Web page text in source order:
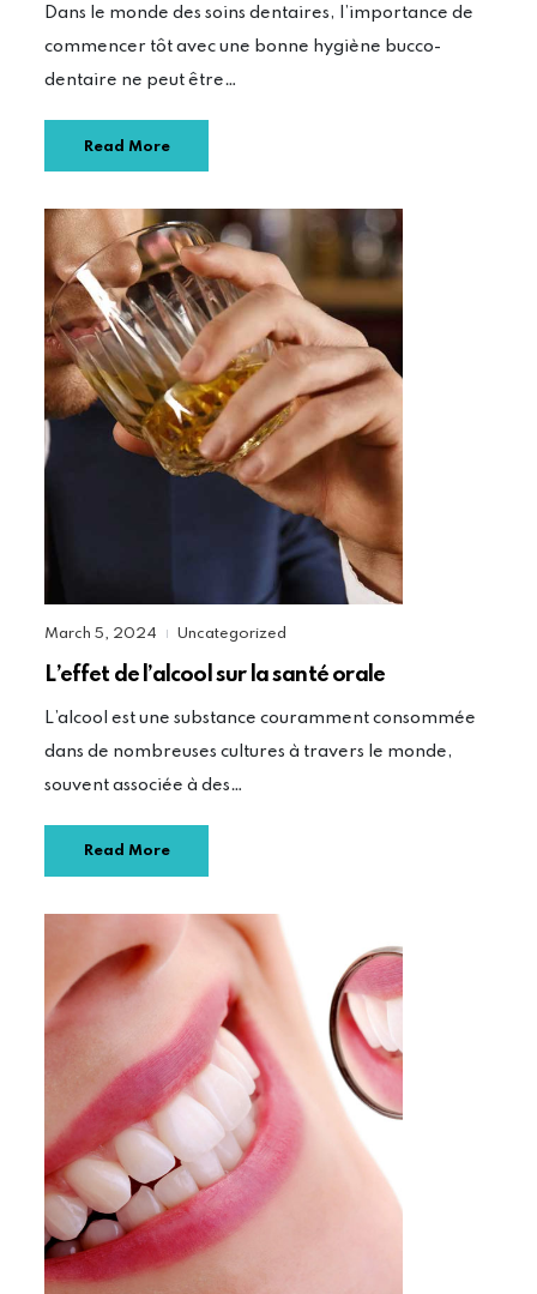
Dans le monde des soins dentaires, l’importance de
commencer tôt avec une bonne hygiène bucco-
dentaire ne peut être…
Read More
March 5, 2024 Uncategorized
L’effet de l’alcool sur la santé orale
L’alcool est une substance couramment consommée
dans de nombreuses cultures à travers le monde,
souvent associée à des…
Read More